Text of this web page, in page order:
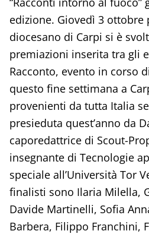
edizione. Giovedì 3 ottobre
diocesano di Carpi si è
premiazioni inserita tra gli
Racconto, evento in corso
questo fine settimana a
provenienti da tutta Italia
presieduta quest’anno da
caporedattrice di Scout-
insegnante di Tecnologie
speciale all’Università Tor
finalisti sono Ilaria Milella,
Davide Martinelli, Sofia
Barbera, Filippo Franchini,